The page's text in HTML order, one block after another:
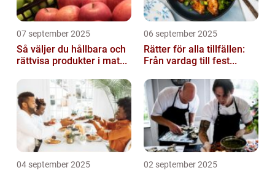
07 september 2025
Så väljer du hållbara och
rättvisa produkter i mat...
06 september 2025
Rätter för alla tillfällen:
Från vardag till fest...
04 september 2025 02 september 2025